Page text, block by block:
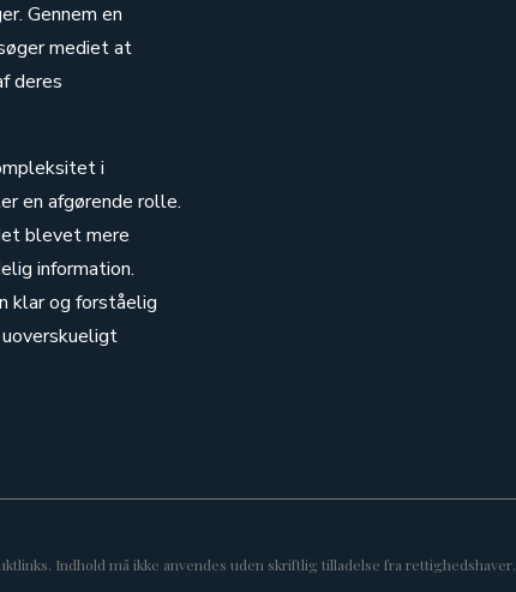
Gennem en
mediet at
deres
i
en afgørende rolle.
blevet mere
information.
klar og forståelig
Indhold må ikke anvendes uden skriftlig tilladelse fra rettighedshaver.